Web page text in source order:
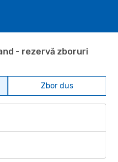
- rezervă zboruri
Zbor dus